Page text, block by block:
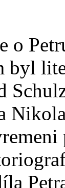
o
byl